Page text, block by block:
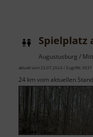
Spielplatz
Augustusburg /
aktuell vom 23.07.2024 / Zugriffe: 3037
24 km vom aktuellen